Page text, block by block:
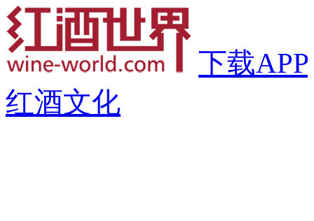
下载APP
红酒文化